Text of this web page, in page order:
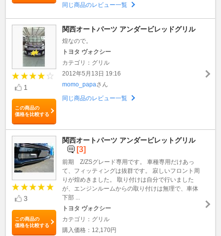
同じ商品のレビュー一覧
1
この商品の
価格を比較する
関西オートパーツ アンダービレッドグリル
煌なので。
トヨタ ヴォクシー
カテゴリ：グリル
2012年5月13日 19:16
momo_papaさん
同じ商品のレビュー一覧
3
この商品の
価格を比較する
関西オートパーツ アンダービレットグリル
[3]
前期 Z/ZSグレード専用です。 車種専用だけあっ
て、フィッティングは抜群です。 寂しいフロント周
りが煌めきました。 取り付けは自分で行いました
が、エンジンルームからの取り付けは無理で、車体
下部 ...
トヨタ ヴォクシー
カテゴリ：グリル
購入価格：12,170円